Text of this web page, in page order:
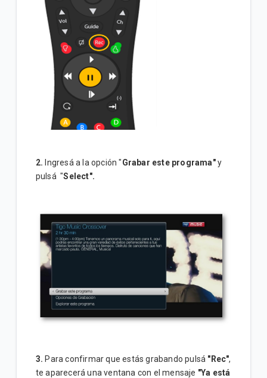
2. Ingresá a la opción "Grabar este programa"y
pulsá "Select".
3. Para confirmar que estás grabando pulsá "Rec",
te aparecerá una ventana con el mensaje "Ya está